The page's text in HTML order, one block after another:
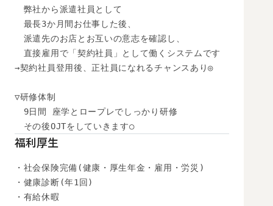
弊社から派遣社員として
最長3か月間お仕事した後、
派遣先のお店とお互いの意志を確認し、
直接雇用で「契約社員」として働くシステムです
→契約社員登用後、正社員になれるチャンスあり◎
▽研修体制
9日間 座学とロープレでしっかり研修
その後OJTをしていきます○
福利厚生
・社会保険完備(健康・厚生年金・雇用・労災)
・健康診断(年1回)
・有給休暇